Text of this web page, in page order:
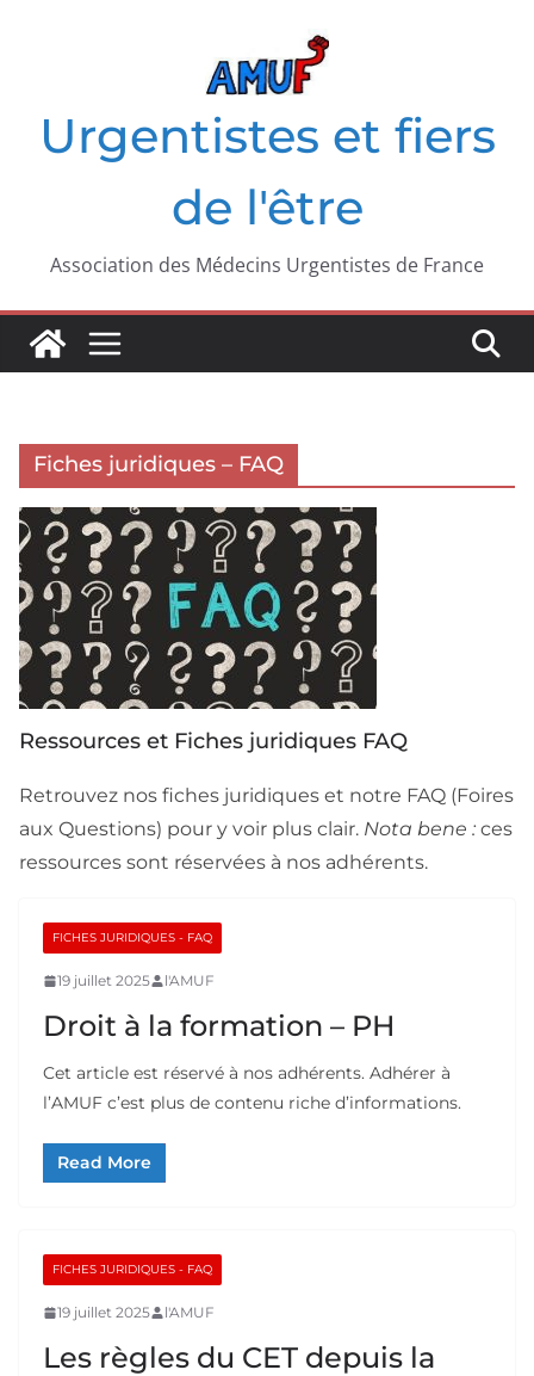
Urgentistes et fiers
de l'être
Association des Médecins Urgentistes de France
Fiches juridiques – FAQ
Ressources et Fiches juridiques FAQ
Retrouvez nos fiches juridiques et notre FAQ (Foires
aux Questions) pour y voir plus clair. Nota bene : ces
ressources sont réservées à nos adhérents.
FICHES JURIDIQUES - FAQ
19 juillet 2025 l'AMUF
Droit à la formation – PH
Cet article est réservé à nos adhérents. Adhérer à
l’AMUF c’est plus de contenu riche d’informations.
Read More
FICHES JURIDIQUES - FAQ
19 juillet 2025 l'AMUF
Les règles du CET depuis la